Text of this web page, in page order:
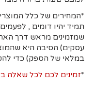
*המחירים של כלל
תמיד יהיו דומים ,
עסקים) הסיבה היא
במלאי של הספק) כדי
*זמינים לכם לכל שאלה